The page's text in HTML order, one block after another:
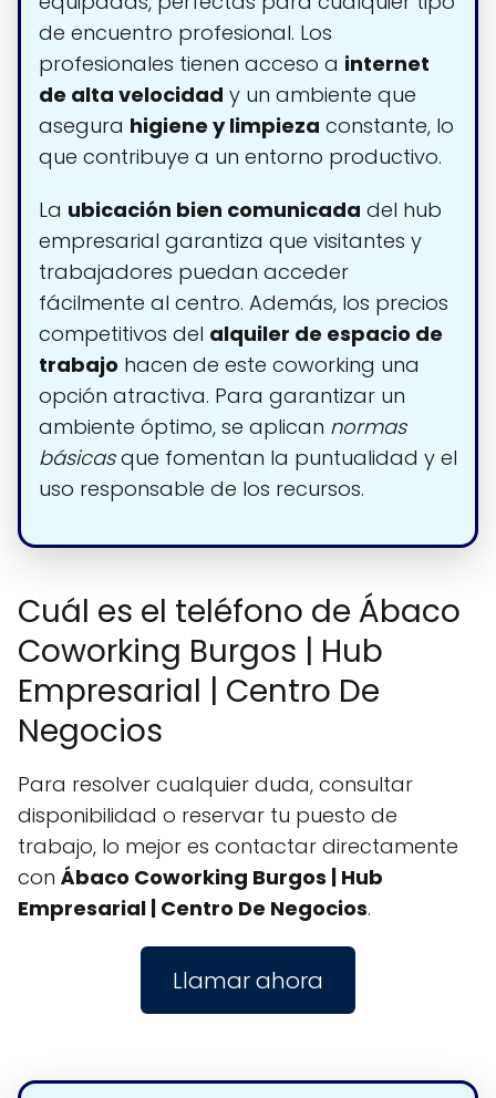
de encuentro profesional. Los
profesionales tienen acceso a internet
de alta velocidad y un ambiente que
asegura higiene y limpieza constante, lo
que contribuye a un entorno productivo.
La ubicación bien comunicada del hub
empresarial garantiza que visitantes y
trabajadores puedan acceder
fácilmente al centro. Además, los precios
competitivos del alquiler de espacio de
trabajo hacen de este coworking una
opción atractiva. Para garantizar un
ambiente óptimo, se aplican normas
básicasque fomentan la puntualidad y el
uso responsable de los recursos.
Cuál es el teléfono de Ábaco
Coworking Burgos | Hub
Empresarial | Centro De
Negocios
Para resolver cualquier duda, consultar
disponibilidad o reservar tu puesto de
trabajo, lo mejor es contactar directamente
con Ábaco Coworking Burgos | Hub
Empresarial | Centro De Negocios.
Llamar ahora